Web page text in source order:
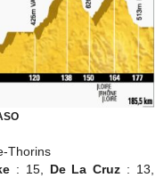
Thorins
: 15, De La Cruz : 13,